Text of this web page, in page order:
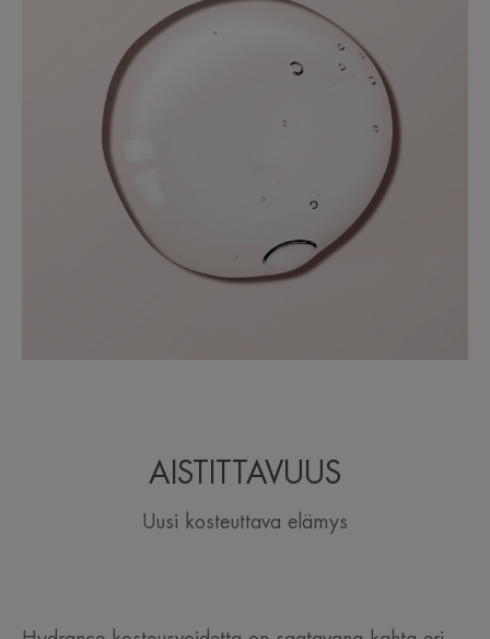
AISTITTAVUUS
Uusi kosteuttava elämys